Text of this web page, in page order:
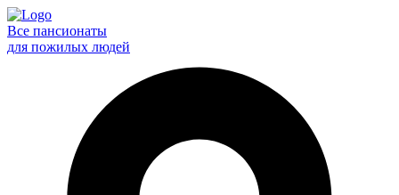
Все пансионаты
для пожилых людей